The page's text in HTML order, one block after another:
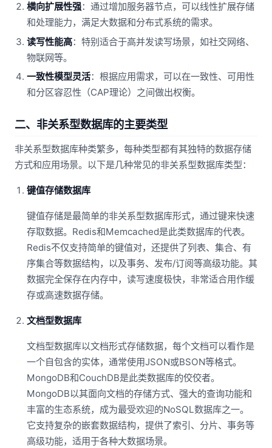
横向扩展性强：通过增加服务器节点，可以线性扩展存储
和处理能力，满足大数据和分布式系统的需求。
读写性能高：特别适合于高并发读写场景，如社交网络、
物联网等。
一致性模型灵活：根据应用需求，可以在一致性、可用性
和分区容忍性（CAP理论）之间做出权衡。
二、非关系型数据库的主要类型
非关系型数据库种类繁多，每种类型都有其独特的数据存储
方式和应用场景。以下是几种常见的非关系型数据库类型：
键值存储数据库
键值存储是最简单的非关系型数据库形式，通过键来快速
存取数据。Redis和Memcached是此类数据库的代表。
Redis不仅支持简单的键值对，还提供了列表、集合、有
序集合等数据结构，以及事务、发布/订阅等高级功能。其
数据完全保存在内存中，读写速度极快，非常适合用作缓
存或高速数据存储。
文档型数据库
文档型数据库以文档形式存储数据，每个文档可以看作是
一个自包含的实体，通常使用JSON或BSON等格式。
MongoDB和CouchDB是此类数据库的佼佼者。
MongoDB以其面向文档的存储方式、强大的查询功能和
丰富的生态系统，成为最受欢迎的NoSQL数据库之一。
它支持复杂的嵌套数据结构，提供了索引、分片、事务等
高级功能，适用于各种大数据场景。